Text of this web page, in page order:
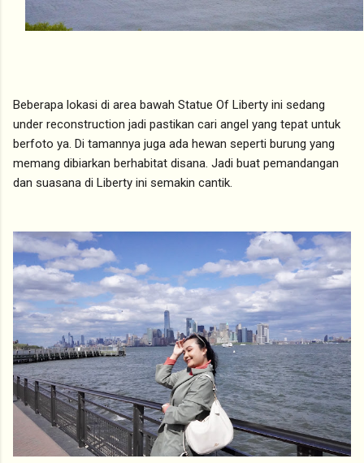
Beberapa lokasi di area bawah Statue Of Liberty ini sedang
under reconstruction jadi pastikan cari angel yang tepat untuk
berfoto ya. Di tamannya juga ada hewan seperti burung yang
memang dibiarkan berhabitat disana. Jadi buat pemandangan
dan suasana di Liberty ini semakin cantik.